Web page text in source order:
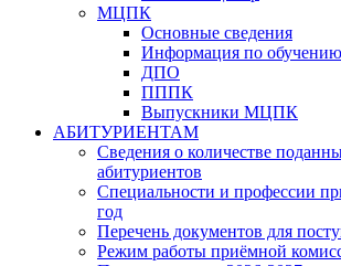
МЦПК
Основные сведения
Информация по обучению
ДПО
ПППК
Выпускники МЦПК
АБИТУРИЕНТАМ
Сведения о количестве
абитуриентов
Специальности и профессии
год
Перечень документов для
Режим работы приёмной